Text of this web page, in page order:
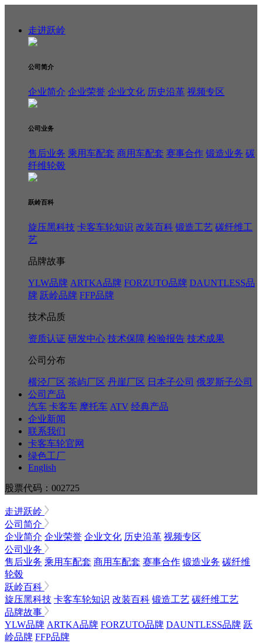
走进跃岭
公司简介
企业简介 企业荣誉 企业文化 历史沿革 视频专区
公司业务
售后业务 乘用车配套 商用车配套 赛事合作 锻造业务 碳
纤维轮毂
跃岭百科
旋压黑科技 卡客车轮知识 改装百科 锻造工艺 碳纤维工
艺
品牌故事
YLW品牌 ARTKA品牌 FORZUTO品牌 DAUNTLESS品
牌 跃岭品牌 FFP品牌
技术品质
资质认证 研发中心 技术保障 检验报告 技术成果
公司分布
横泾厂区 茶屿厂区 丹崖厂区 日本子公司 俄罗斯子公司
公司产品
汽车 卡客车 摩托车 ATV 经典产品
企业新闻
联系我们
卡客车轮官网
绿色工厂
English
股票代码：002725
走进跃岭
公司简介
企业简介 企业荣誉 企业文化 历史沿革 视频专区
公司业务
售后业务 乘用车配套 商用车配套 赛事合作 锻造业务 碳纤维
轮毂
跃岭百科
旋压黑科技 卡客车轮知识 改装百科 锻造工艺 碳纤维工艺
品牌故事
YLW品牌 ARTKA品牌 FORZUTO品牌 DAUNTLESS品牌 跃
岭品牌 FFP品牌